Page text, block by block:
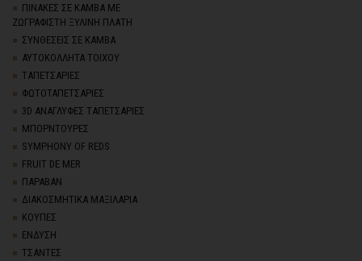
ΠΙΝΑΚΕΣ ΣΕ ΚΑΜΒΑ ΜΕ
ΖΩΓΡΑΦΙΣΤΗ ΞΥΛΙΝΗ ΠΛΑΤΗ
ΣΥΝΘΕΣΕΙΣ ΣΕ ΚΑΜΒΑ
ΑΥΤΟΚΟΛΛΗΤΑ ΤΟΙΧΟΥ
TΑΠΕΤΣΑΡΙΕΣ
ΦΩΤΟΤΑΠΕΤΣΑΡΙΕΣ
3D AΝΑΓΛΥΦΕΣ TΑΠΕΤΣΑΡΙΕΣ
ΜΠΟΡΝΤΟΥΡΕΣ
SYMPHONY OF REDS
FRUIT DE MER
ΠΑΡΑΒΑΝ
ΔΙΑΚΟΣΜΗΤΙΚΑ ΜΑΞΙΛΑΡΙΑ
ΚΟΥΠΕΣ
ΕΝΔΥΣΗ
ΤΣΑΝΤΕΣ